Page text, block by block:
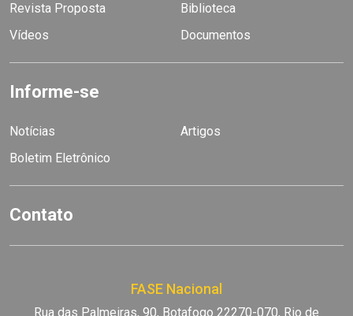
Revista Proposta
Biblioteca
Vídeos
Documentos
Informe-se
Notícias
Artigos
Boletim Eletrônico
Contato
FASE Nacional
Rua das Palmeiras, 90, Botafogo 22270-070, Rio de